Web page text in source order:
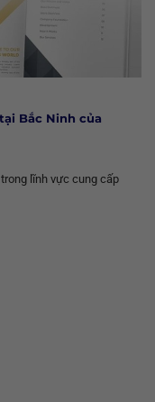
Bắc Ninh của
lĩnh vực cung cấp